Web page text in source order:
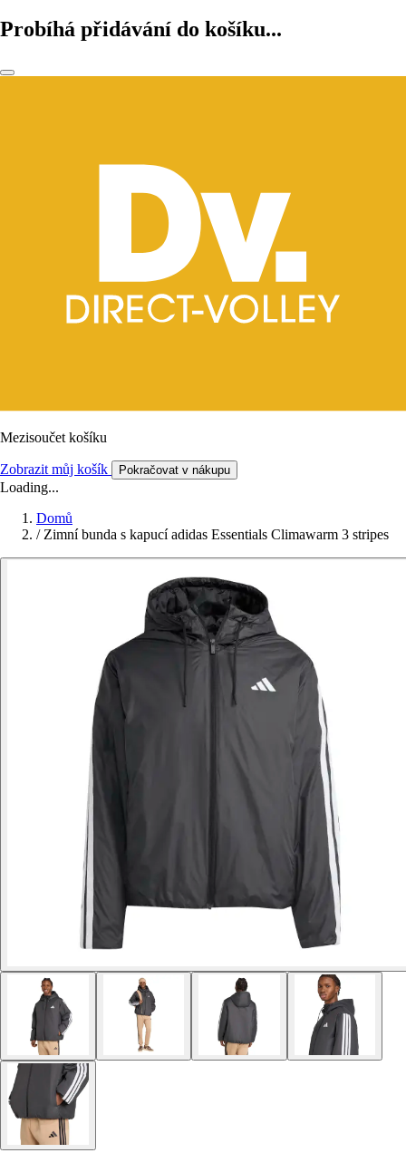
Probíhá přidávání do košíku...
Mezisoučet košíku
Zobrazit můj košík Pokračovat v nákupu
Loading...
Domů
/ Zimní bunda s kapucí adidas Essentials Climawarm 3 stripes